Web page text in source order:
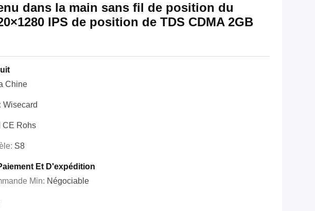
dans la main sans fil de position du
IPS de position de TDS CDMA 2GB
Chine
Wisecard
CE Rohs
S8
Et D'expédition
Min: Négociable